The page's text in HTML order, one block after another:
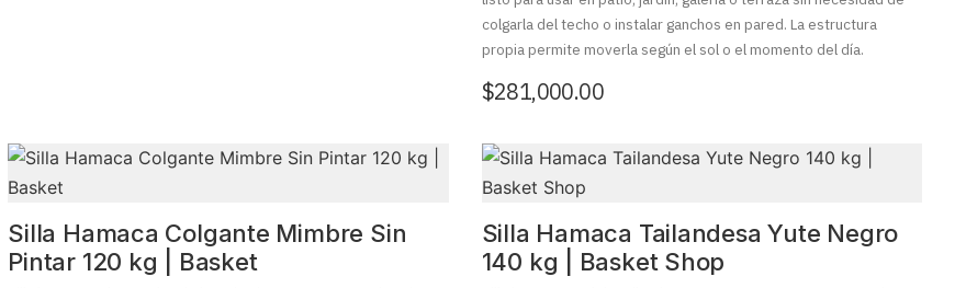
colgarla del techo o instalar ganchos en pared. La estructura
propia permite moverla según el sol o el momento del día.
$281,000.00
Silla Hamaca Colgante Mimbre Sin
Pintar 120 kg | Basket
Silla Hamaca Tailandesa Yute Negro
140 kg | Basket Shop